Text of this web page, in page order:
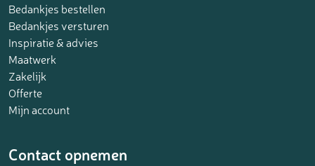
Bedankjes bestellen
Bedankjes versturen
Inspiratie & advies
Maatwerk
Zakelijk
Offerte
Mijn account
Contact opnemen